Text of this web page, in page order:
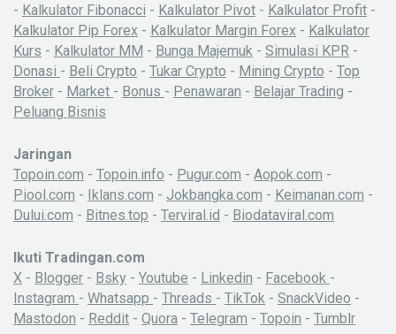
- Kalkulator Fibonacci - Kalkulator Pivot - Kalkulator Profit -
Kalkulator Pip Forex - Kalkulator Margin Forex - Kalkulator
Kurs - Kalkulator MM - Bunga Majemuk - Simulasi KPR -
Donasi - Beli Crypto - Tukar Crypto - Mining Crypto - Top
Broker - Market - Bonus - Penawaran - Belajar Trading -
Peluang Bisnis
Jaringan
Topoin.com - Topoin.info - Pugur.com - Aopok.com -
Piool.com - Iklans.com - Jokbangka.com - Keimanan.com -
Dului.com - Bitnes.top - Terviral.id - Biodataviral.com
Ikuti Tradingan.com
X - Blogger - Bsky - Youtube - Linkedin - Facebook -
Instagram - Whatsapp - Threads - TikTok - SnackVideo -
Mastodon - Reddit - Quora - Telegram - Topoin - Tumblr